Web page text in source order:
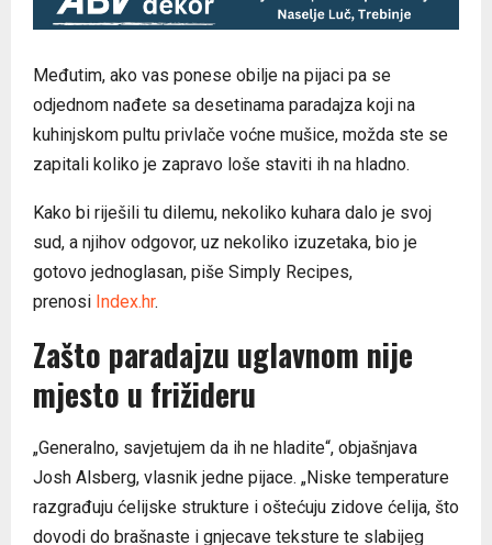
Međutim, ako vas ponese obilje na pijaci pa se
odjednom nađete sa desetinama paradajza koji na
kuhinjskom pultu privlače voćne mušice, možda ste se
zapitali koliko je zapravo loše staviti ih na hladno.
Kako bi riješili tu dilemu, nekoliko kuhara dalo je svoj
sud, a njihov odgovor, uz nekoliko izuzetaka, bio je
gotovo jednoglasan, piše Simply Recipes,
prenosi Index.hr.
Zašto paradajzu uglavnom nije
mjesto u frižideru
„Generalno, savjetujem da ih ne hladite“, objašnjava
Josh Alsberg, vlasnik jedne pijace. „Niske temperature
razgrađuju ćelijske strukture i oštećuju zidove ćelija, što
dovodi do brašnaste i gnjecave teksture te slabijeg